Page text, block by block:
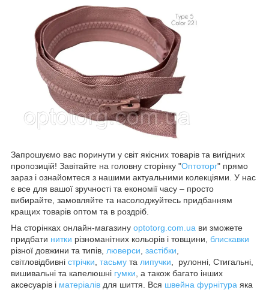
Запрошуємо вас поринути у світ якісних товарів та вигідних
пропозицій! Завітайте на головну сторінку "Оптоторг" прямо
зараз і ознайомтеся з нашими актуальними колекціями. У нас
є все для вашої зручності та економії часу – просто
вибирайте, замовляйте та насолоджуйтесь придбанням
кращих товарів оптом та в роздріб.
На сторінках онлайн-магазину optotorg.com.ua ви зможете
придбати нитки різноманітних кольорів і товщини, блискавки
різної довжини та типів, люверси застібки
світловідбивні стрічки тасьму та липучки , рулонні, Стигальні,
вишивальні та капелюшні гумки , а також багато інших
аксесуарів і матеріалів для шиття. Вся швейна фурнітура яка